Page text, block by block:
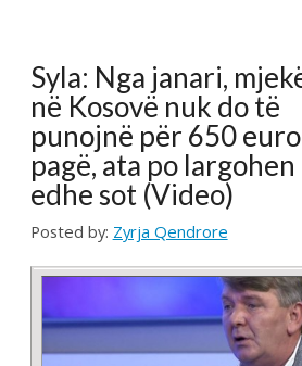
Posted by: Zyrja Qendrore
Duke filluar nga data 19-21 Tetor 2018
organizuar trajnim dy ditor për Liderët e